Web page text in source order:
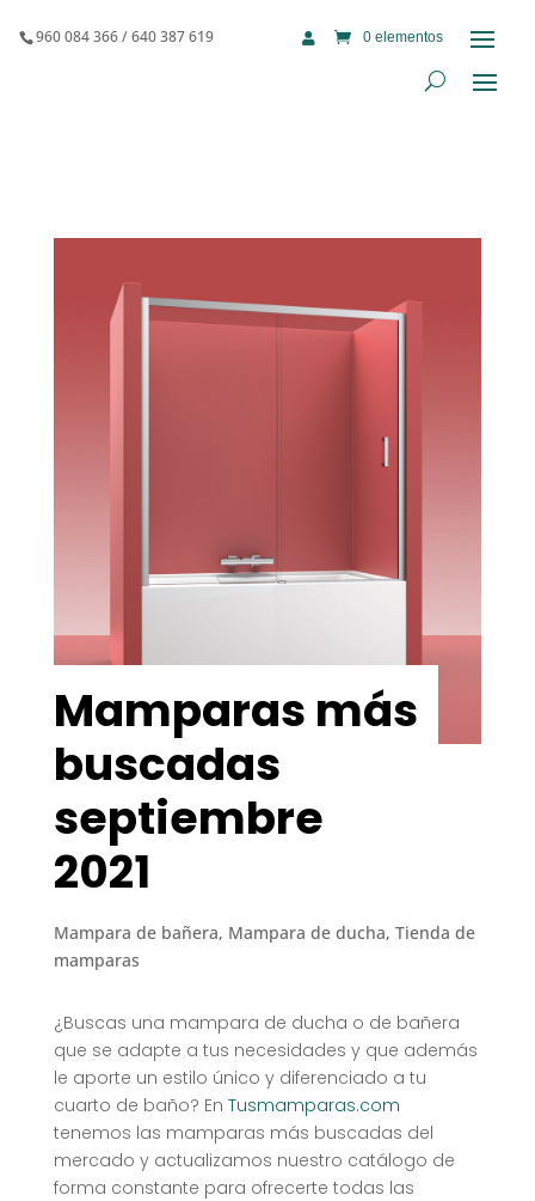
960 084 366 / 640 387 619 0 elementos

Mamparas más
buscadas
septiembre
2021
Mampara de bañera, Mampara de ducha, Tienda de
mamparas
¿Buscas una mampara de ducha o de bañera
que se adapte a tus necesidades y que además
le aporte un estilo único y diferenciado a tu
cuarto de baño? En Tusmamparas.com
tenemos las mamparas más buscadas del
mercado y actualizamos nuestro catálogo de
forma constante para ofrecerte todas las